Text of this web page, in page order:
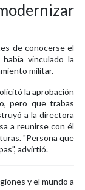
de conocerse el
vinculado la
militar.
la aprobación
pero que trabas
a la directora
a reunirse con él
"Persona que
advirtió.
y el mundo a